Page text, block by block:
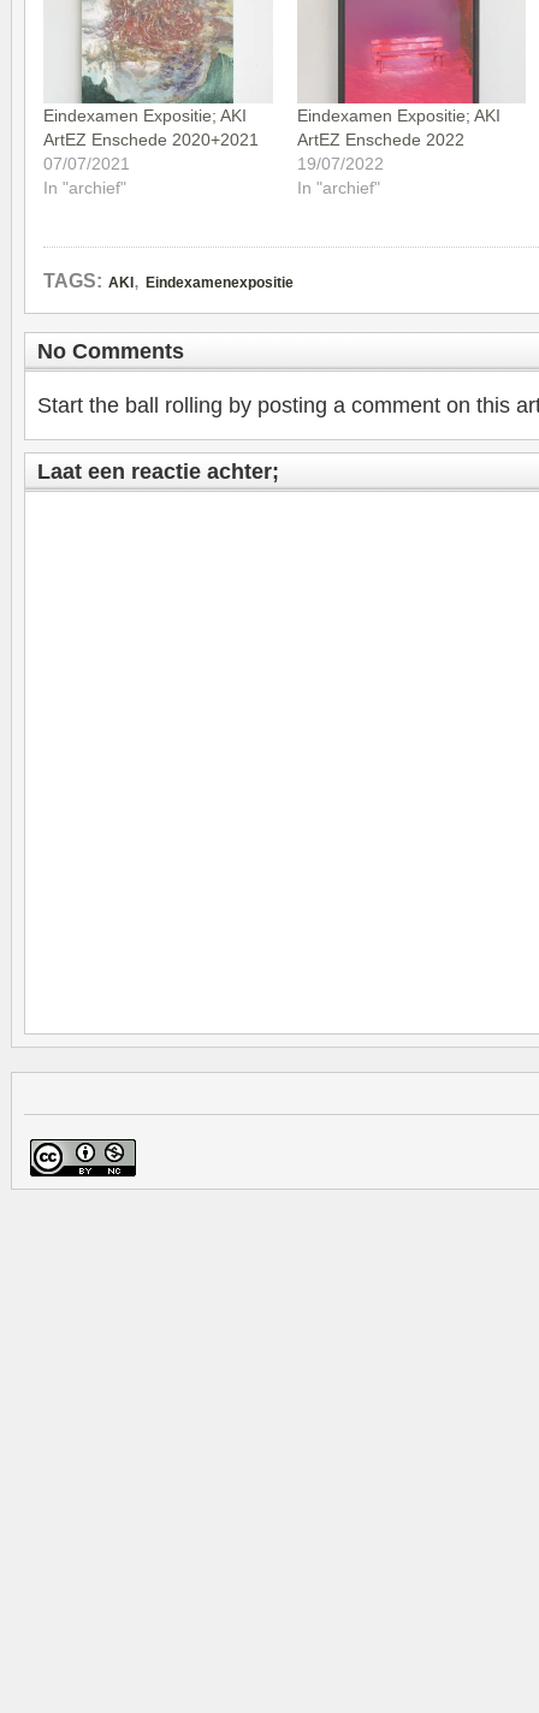
Eindexamen Expositie; AKI
ArtEZ Enschede 2020+2021
07/07/2021
In "archief"
Eindexamen Expositie; AKI
ArtEZ Enschede 2022
19/07/2022
In "archief"
TAGS: AKI , Eindexamenexpositie
No Comments
Start the ball rolling by posting a comment on this
Laat een reactie achter;